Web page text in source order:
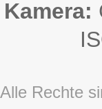
Kamera:
Alle Rechte